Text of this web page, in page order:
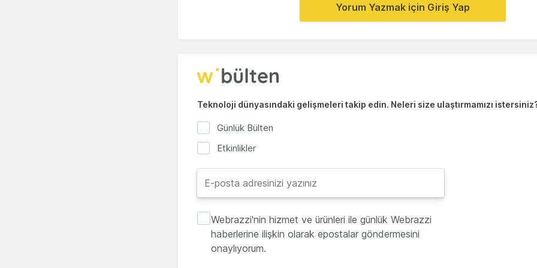
Yorum Yazmak için Giriş Yap
Teknoloji dünyasındaki gelişmeleri takip edin. Neleri size ulaştırmamızı
Günlük Bülten
Etkinlikler
Webrazzi'nin hizmet ve ürünleri ile günlük Webrazzi
haberlerine ilişkin olarak epostalar göndermesini
onaylıyorum.